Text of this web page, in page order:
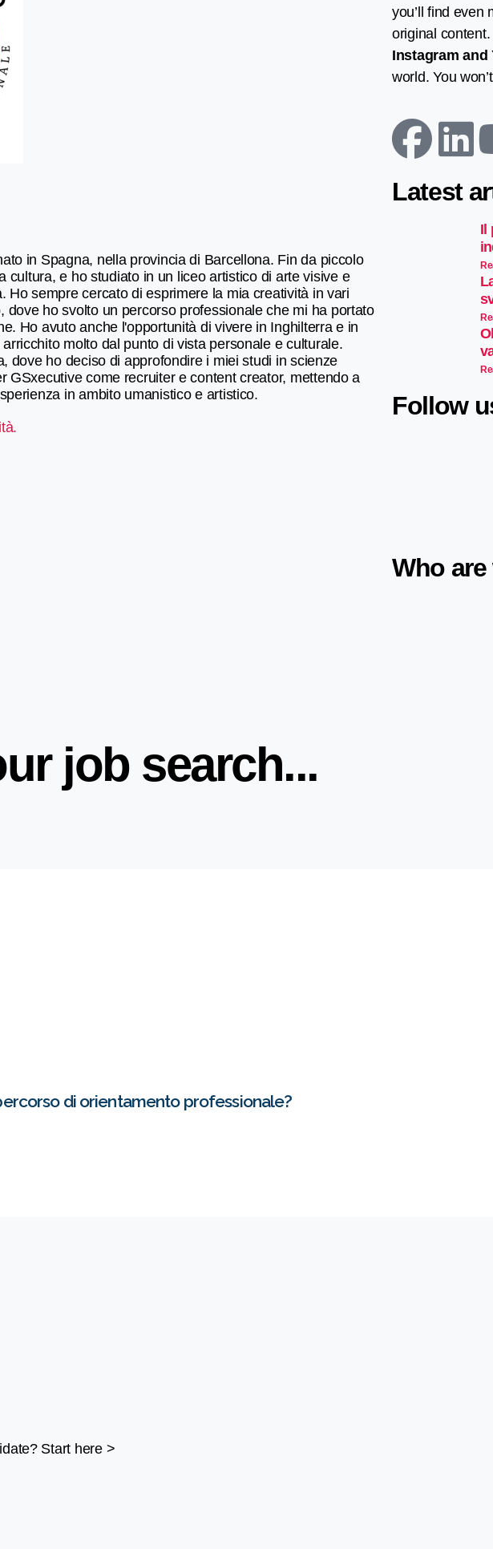
in Spagna, nella provincia di Barcellona. Fin da piccolo
cultura, e ho studiato in un liceo artistico di arte visive e
Ho sempre cercato di esprimere la mia creatività in vari
dove ho svolto un percorso professionale che mi ha portato
Ho avuto anche l'opportunità di vivere in Inghilterra e in
molto dal punto di vista personale e culturale.
dove ho deciso di approfondire i miei studi in scienze
GSxecutive come recruiter e content creator, mettendo a
in ambito umanistico e artistico.
you’ll find even
original
Instagram and
world. You
Latest
Il
Follow
Who are
job search...
di orientamento professionale?
Start here >